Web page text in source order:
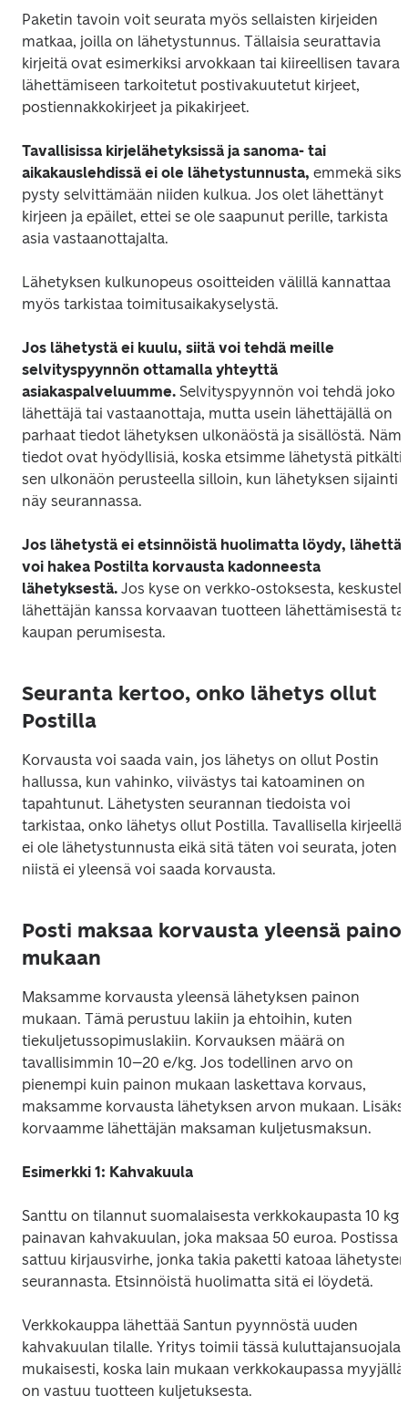
Paketin tavoin voit seurata myös sellaisten kirjeiden
matkaa, joilla on lähetystunnus. Tällaisia seurattavia
kirjeitä ovat esimerkiksi arvokkaan tai kiireellisen tavaran
lähettämiseen tarkoitetut postivakuutetut kirjeet,
postiennakkokirjeet ja pikakirjeet.
Tavallisissa kirjelähetyksissä ja sanoma- tai
aikakauslehdissä ei ole lähetystunnusta, emmekä siksi
pysty selvittämään niiden kulkua. Jos olet lähettänyt
kirjeen ja epäilet, ettei se ole saapunut perille, tarkista
asia vastaanottajalta.
Lähetyksen kulkunopeus osoitteiden välillä kannattaa
myös tarkistaa toimitusaikakyselystä.
Jos lähetystä ei kuulu, siitä voi tehdä meille
selvityspyynnön ottamalla yhteyttä
asiakaspalveluumme. Selvityspyynnön voi tehdä joko
lähettäjä tai vastaanottaja, mutta usein lähettäjällä on
parhaat tiedot lähetyksen ulkonäöstä ja sisällöstä.
tiedot ovat hyödyllisiä, koska etsimme lähetystä pitkälti
sen ulkonäön perusteella silloin, kun lähetyksen sijainti
näy seurannassa.
Jos lähetystä ei etsinnöistä huolimatta löydy,
voi hakea Postilta korvausta kadonneesta
lähetyksestä. Jos kyse on verkko-ostoksesta,
lähettäjän kanssa korvaavan tuotteen lähettämisestä tai
kaupan perumisesta.
Seuranta kertoo, onko lähetys ollut
Postilla
Korvausta voi saada vain, jos lähetys on ollut Postin
hallussa, kun vahinko, viivästys tai katoaminen on
tapahtunut. Lähetysten seurannan tiedoista voi
tarkistaa, onko lähetys ollut Postilla. Tavallisella kirjeellä
ei ole lähetystunnusta eikä sitä täten voi seurata, joten
niistä ei yleensä voi saada korvausta.
Posti maksaa korvausta yleensä
mukaan
Maksamme korvausta yleensä lähetyksen painon
mukaan. Tämä perustuu lakiin ja ehtoihin, kuten
tiekuljetussopimuslakiin. Korvauksen määrä on
tavallisimmin 10–20 e/kg. Jos todellinen arvo on
pienempi kuin painon mukaan laskettava korvaus,
maksamme korvausta lähetyksen arvon mukaan. Lisäksi
korvaamme lähettäjän maksaman kuljetusmaksun.
Esimerkki 1: Kahvakuula
Santtu on tilannut suomalaisesta verkkokaupasta 10 kg
painavan kahvakuulan, joka maksaa 50 euroa. Postissa
sattuu kirjausvirhe, jonka takia paketti katoaa lähetysten
seurannasta. Etsinnöistä huolimatta sitä ei löydetä.
Verkkokauppa lähettää Santun pyynnöstä uuden
kahvakuulan tilalle. Yritys toimii tässä
mukaisesti, koska lain mukaan verkkokaupassa myyjällä
on vastuu tuotteen kuljetuksesta.